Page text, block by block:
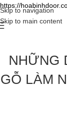
https://
Skip to navigation
Skip to main content
NHỮNG
GỖ LÀM